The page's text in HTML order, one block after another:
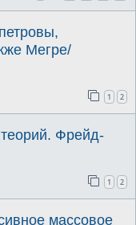
Мегре/
1 2
Фрейд-
1 2
массовое